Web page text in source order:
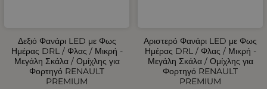
Δεξιό Φανάρι LED με Φως
Ημέρας DRL / Φλας / Μικρή -
Μεγάλη Σκάλα / Ομίχλης για
Φορτηγό RENAULT
PREMIUM
Αριστερό Φανάρι LED με Φως
Ημέρας DRL / Φλας / Μικρή -
Μεγάλη Σκάλα / Ομίχλης για
Φορτηγό RENAULT
PREMIUM